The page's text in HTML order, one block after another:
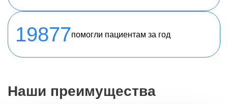
19877помогли пациентам за год
Наши преимущества